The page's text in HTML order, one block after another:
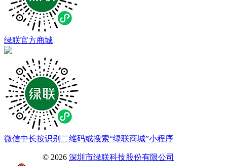
绿联官方商城
微信中长按识别二维码或搜索“绿联商城”小程序
© 2026 深圳市绿联科技股份有限公司